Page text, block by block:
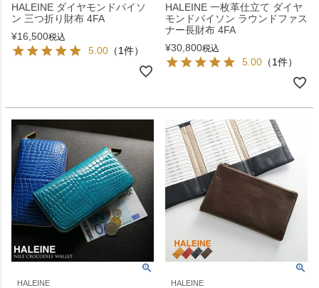
HALEINE ダイヤモンドパイソ
ン 三つ折り財布 4FA
¥16,500税込
5.00 （1件）
HALEINE 一枚革仕立て ダイヤ
モンドパイソン ラウンドファス
ナー長財布 4FA
¥30,800税込
5.00 （1件）
HALEINE HALEINE